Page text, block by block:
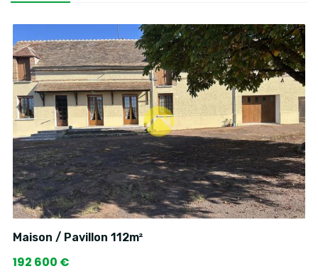
Maison / Pavillon 112m²
192 600 €